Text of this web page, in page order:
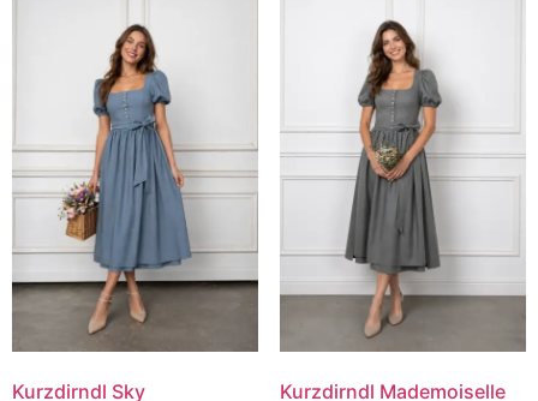
Kurzdirndl Sky Kurzdirndl Mademoiselle